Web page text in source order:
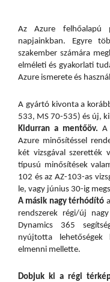
Az Azure felhőalapú
napjainkban. Egyre
szakember számára
elméleti és gyakorlati
Azure ismerete és
A gyártó kivonta a
533, MS 70-535) és új,
Kidurran a mentőöv. A
Azure minősítéssel
két vizsgával szerették
típusú minősítések
102 és az AZ-103-as
le, vagy június 30-ig
A másik nagy térhódító
rendszerek régi/új
Dynamics 365
nyújtotta lehetőségek
elmenni mellette.
Dobjuk ki a régi